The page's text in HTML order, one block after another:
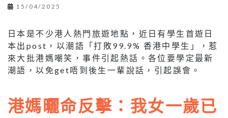
15/04/2025
日本是不少港人熱門旅遊地點，近日有學生首遊日
本出post，以潮語「打敗99.9% 香港中學生」，惹
來大批港媽嘲笑，事件引起熱話。各位要學定最新
潮語，以免get唔到後生一輩說話，引起誤會。
港媽曬命反擊：我女一歲已